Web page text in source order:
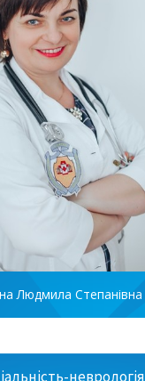
Людмила Степанівна
неврологія